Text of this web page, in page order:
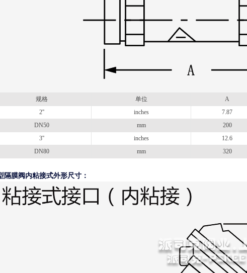
规格 单位 A
2''
inches 7.87
DN50
mm 200
3''
inches 12.6
DN80
mm 320
隔膜阀内粘接式外形尺寸：